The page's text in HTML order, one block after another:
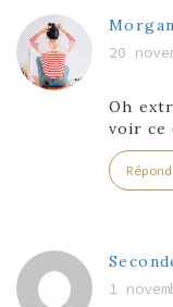
20
Oh
voir ce
1